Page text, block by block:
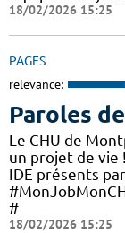
18/02/2026 15:25
PAGES
relevance:
Paroles
Le CHU de
un projet de vie
IDE présents
#
18/02/2026 15:25